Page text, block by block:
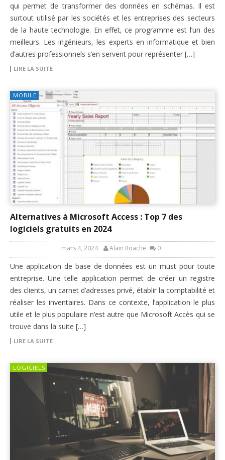
qui permet de transformer des données en schémas. Il est
surtout utilisé par les sociétés et les entreprises des secteurs
de la haute technologie. En effet, ce programme est l’un des
meilleurs. Les ingénieurs, les experts en informatique et bien
d’autres professionnels s’en servent pour représenter […]
LIRE LA SUITE
MOBILE
Alternatives à Microsoft Access : Top 7 des
logiciels gratuits en 2024
mars 4, 2024 Alain Roache 0
Une application de base de données est un must pour toute
entreprise. Une telle application permet de créer un registre
des clients, un carnet d’adresses privé, établir la comptabilité et
réaliser les inventaires. Dans ce contexte, l’application le plus
utile et le plus populaire n’est autre que Microsoft Accès qui se
trouve dans la suite […]
LIRE LA SUITE
LOGICIELS